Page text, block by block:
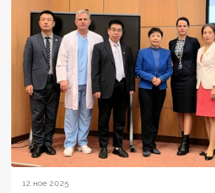
12 ное 2025